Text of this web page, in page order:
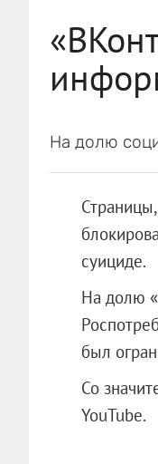
На долю
суициде.
На долю
был
Со